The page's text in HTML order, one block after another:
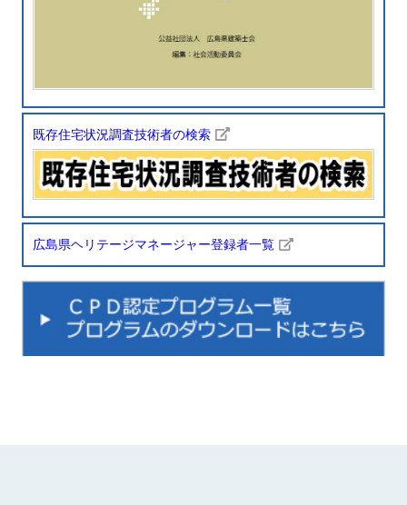
既存住宅状況調査技術者の検索
広島県ヘリテージマネージャー登録者一覧